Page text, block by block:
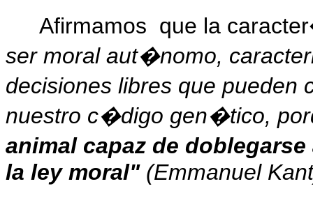
Afirmamos que la
ser moral aut�nomo,
decisiones libres que
nuestro c�digo gen�tico,
animal capaz de
la ley moral" (Emmanuel